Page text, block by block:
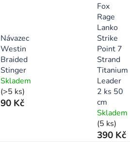
Návazec
Westin
Braided
Stinger
Skladem
(>5 ks)
90 Kč
Fox
Rage
Lanko
Strike
Point 7
Strand
Titanium
Leader
2 ks 50
cm
Skladem
(5 ks)
390 Kč